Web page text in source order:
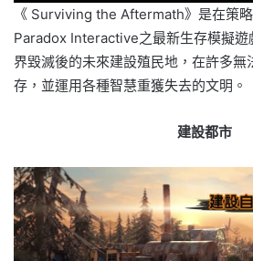
《 Surviving the Aftermath》是在策
Paradox Interactive之最新生存模擬遊
界毀滅後的未來建設殖民地，在許多無
存，並運用各種智慧重獲失去的文明。
建設都市